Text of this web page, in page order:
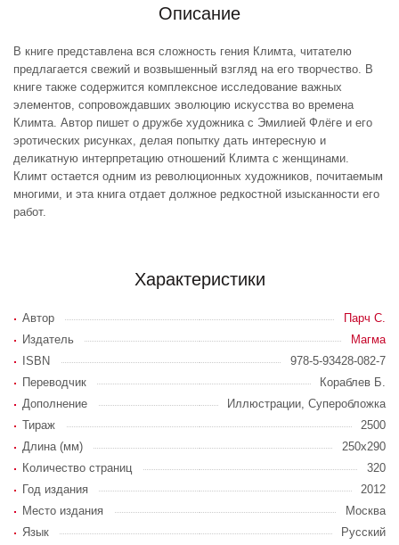
Описание
В книге представлена вся сложность гения Климта, читателю
предлагается свежий и возвышенный взгляд на его творчество. В
книге также содержится комплексное исследование важных
элементов, сопровождавших эволюцию искусства во времена
Климта. Автор пишет о дружбе художника с Эмилией Флёге и его
эротических рисунках, делая попытку дать интересную и
деликатную интерпретацию отношений Климта с женщинами.
Климт остается одним из революционных художников, почитаемым
многими, и эта книга отдает должное редкостной изысканности его
работ.
Характеристики
Автор
Парч С.
Издатель
Магма
ISBN
978-5-93428-082-7
Переводчик
Кораблев Б.
Дополнение
Иллюстрации, Суперобложка
Тираж
2500
Длина (мм)
250х290
Количество страниц
320
Год издания
2012
Место издания
Москва
Язык
Русский